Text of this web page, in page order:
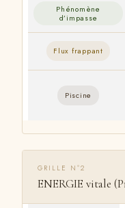
Phénomène
d’impasse
Flux frappant
Piscine
GRILLE N°2
ENERGIE vitale